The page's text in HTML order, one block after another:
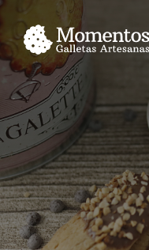
Saltar
al
contenido